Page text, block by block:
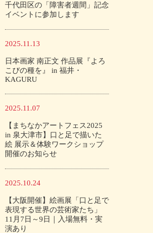
千代田区の「障害者週間」記念
イベントに参加します
2025.11.13
日本画家 南正文 作品展『よろ
こびの種を』 in 福井・
KAGURU
2025.11.07
【まちなかアートフェス2025
in 泉大津市】口と足で描いた
絵 展示＆体験ワークショップ
開催のお知らせ
2025.10.24
【大阪開催】絵画展「口と足で
表現する世界の芸術家たち」
11月7日～9日｜入場無料・実
演あり